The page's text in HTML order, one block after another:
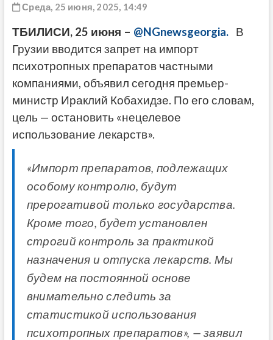
Среда, 25 июня, 2025, 14:49
ТБИЛИСИ, 25 июня – @NGnewsgeorgia. В
Грузии вводится запрет на импорт
психотропных препаратов частными
компаниями, объявил сегодня премьер-
министр Ираклий Кобахидзе. По его словам,
цель — остановить «нецелевое
использование лекарств».
«Импорт препаратов, подлежащих
особому контролю, будут
прерогативой только государства.
Кроме того, будет установлен
строгий контроль за практикой
назначения и отпуска лекарств. Мы
будем на постоянной основе
внимательно следить за
статистикой использования
психотропных препаратов», — заявил